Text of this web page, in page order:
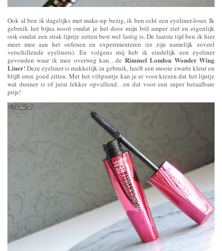
Ook al ben ik dagelijks met make-up bezig, ik ben echt een eyeliner-loser. Ik
gebruik het bijna nooit omdat je het door mijn bril amper ziet en eigenlijk
ook omdat een strak lijntje zetten best wel lastig is. De laatste tijd ben ik hier
meer mee aan het oefenen en experimenteren (er zijn namelijk zoveel
verschillende eyeliners). En volgens mij heb ik eindelijk een eyeliner
gevonden waar ik mee overweg kan…de Rimmel London Wonder Wing
Liner! Deze eyeliner is makkelijk in gebruik, heeft een mooie zwarte kleur en
blijft uren goed zitten. Met het viltpuntje kan je er voor kiezen dat het lijntje
wat dunner is of juist lekker opvallend…en dat voor een super betaalbare
prijs!